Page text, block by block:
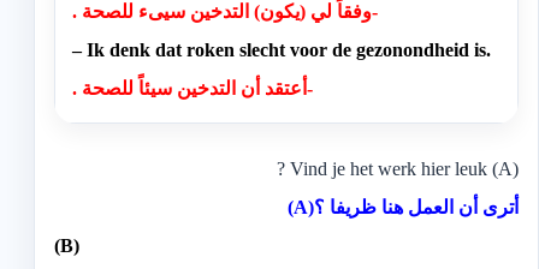
. وفقاً لي (يكون) التدخين سيىء للصحة-
– Ik denk dat roken slecht voor de gezonondheid is.
. أعتقد أن التدخين سيئاً للصحة-
(A) Vind je het werk hier leuk ?
أترى أن العمل هنا ظريفا ؟(A)
(B)